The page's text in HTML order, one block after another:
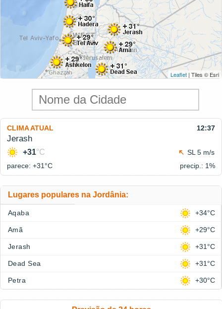
Leaflet | Tiles © Esri
CLIMA ATUAL 12:37
Jerash
+31°C
SL 5 m/s
parece: +31°C precip.: 1%
Lugares populares na Jordânia:
Aqaba +34°C
Amã +29°C
Jerash +31°C
Dead Sea +31°C
Petra +30°C